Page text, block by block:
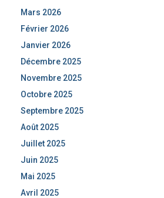
Mars 2026
Février 2026
Janvier 2026
Décembre 2025
Novembre 2025
Octobre 2025
Septembre 2025
Août 2025
Juillet 2025
Juin 2025
Mai 2025
Avril 2025